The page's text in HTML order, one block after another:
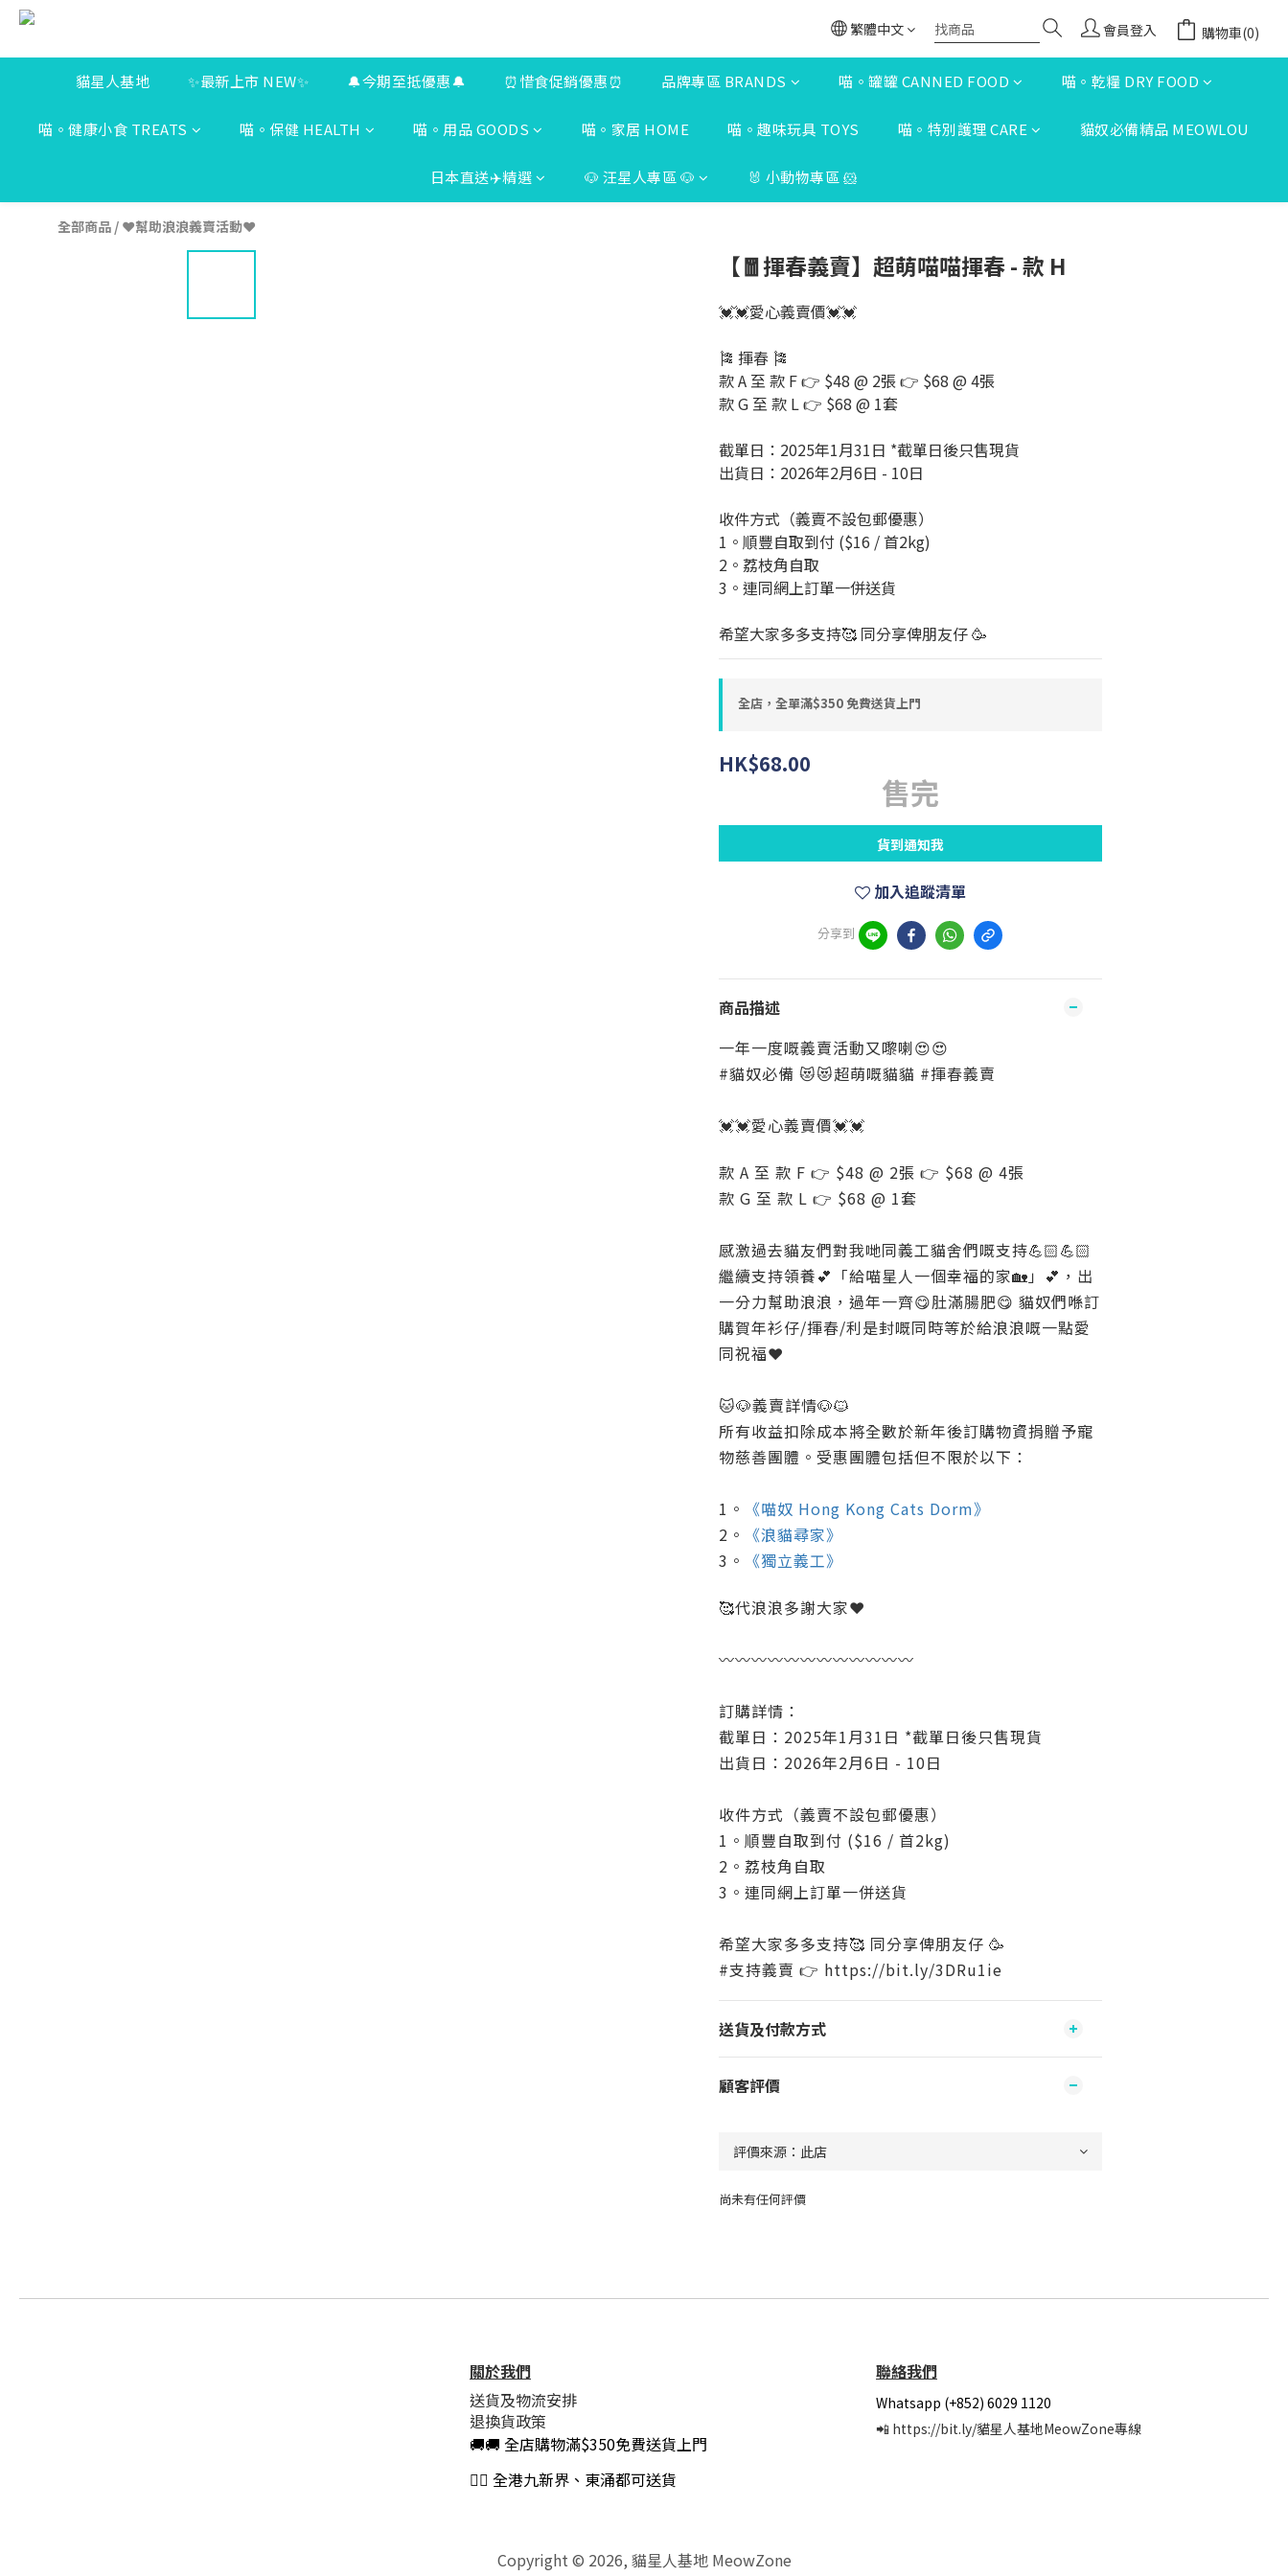
繁體中文 會員登入 購物車(0)
貓星人基地 ✨最新上市 NEW✨ 🔔今期至抵優惠🔔 ⏰惜食促銷優惠⏰ 品牌專區 BRANDS 喵。罐罐 CANNED FOOD 喵。乾糧 DRY FOOD
喵。健康小食 TREATS 喵。保健 HEALTH 喵。用品 GOODS 喵。家居 HOME 喵。趣味玩具 TOYS 喵。特別護理 CARE 貓奴必備精品 MEOWLOU
日本直送✈️精選 🐶 汪星人專區 🐶 🐰 小動物專區 🐹
全部商品 / ❤️幫助浪浪義賣活動❤️
【🧧揮春義賣】超萌喵喵揮春 - 款 H
💓💓愛心義賣價💓💓
🎏 揮春 🎏
款 A 至 款 F 👉 $48 @ 2張 👉 $68 @ 4張
款 G 至 款 L 👉 $68 @ 1套
截單日：2025年1月31日 *截單日後只售現貨
出貨日：2026年2月6日 - 10日
收件方式（義賣不設包郵優惠）
1。順豐自取到付 ($16 / 首2kg)
2。荔枝角自取
3。連同網上訂單一併送貨
希望大家多多支持🥰 同分享俾朋友仔 🥳
全店，全單滿$350 免費送貨上門
HK$68.00
售完
貨到通知我
加入追蹤清單
分享到
商品描述
一年一度嘅義賣活動又嚟喇😍😍
#貓奴必備 😻😻超萌嘅貓貓 #揮春義賣
💓💓愛心義賣價💓💓
款 A 至 款 F 👉 $48 @ 2張 👉 $68 @ 4張
款 G 至 款 L 👉 $68 @ 1套
感激過去貓友們對我哋同義工貓舍們嘅支持💪🏻💪🏻
繼續支持領養💕「給喵星人一個幸福的家🏡」💕，出
一分力幫助浪浪，過年一齊😋肚滿腸肥😋 貓奴們喺訂
購賀年衫仔/揮春/利是封嘅同時等於給浪浪嘅一點愛
同祝福❤️
🐱🐶義賣詳情🐶🐱
所有收益扣除成本將全數於新年後訂購物資捐贈予寵
物慈善團體。受惠團體包括但不限於以下：
1。 《喵奴 Hong Kong Cats Dorm》
2。 《浪貓尋家》
3。 《獨立義工》
🥰代浪浪多謝大家❤️
〰️〰️〰️〰️〰️〰️〰️〰️〰️〰️〰️〰️
訂購詳情：
截單日：2025年1月31日 *截單日後只售現貨
出貨日：2026年2月6日 - 10日
收件方式（義賣不設包郵優惠）
1。順豐自取到付 ($16 / 首2kg)
2。荔枝角自取
3。連同網上訂單一併送貨
希望大家多多支持🥰 同分享俾朋友仔 🥳
#支持義賣 👉 https://bit.ly/3DRu1ie
送貨及付款方式
顧客評價
尚未有任何評價
關於我們
送貨及物流安排
退換貨政策
🚚🚚 全店購物滿$350免費送貨上門
👍🏻 全港九新界、東涌都可送貨
聯絡我們
Whatsapp (+852) 6029 1120
📲 https://bit.ly/貓星人基地MeowZone專線
Copyright © 2026, 貓星人基地 MeowZone